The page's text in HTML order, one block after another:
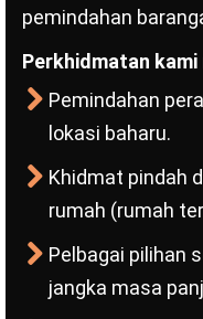
pemindahan
Perkhidmatan kami
Pemindahan
lokasi baharu.
Khidmat pindah
rumah (rumah
Pelbagai pilihan
jangka masa